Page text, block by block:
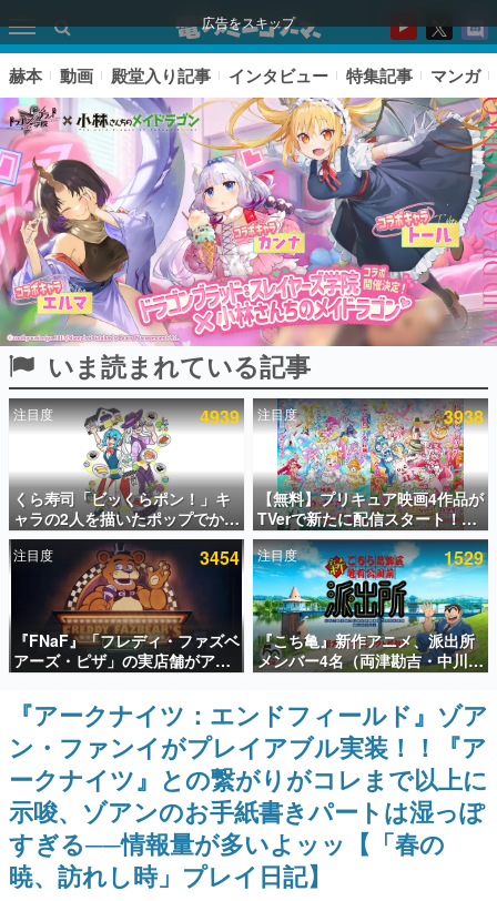
広告をスキップ
ピックアップ
電ファミのいま読まれている記事ランキング
アプリセール情報
インタビュー
連載・特集一覧
殿堂入り記事
SNS拡散数が数千以上！ ページビュー数万以上！ などな
ど。多くの人々に読まれた、電ファミ渾身の“殿堂入り”記
事をまとめました。
ゲームの企画書
名作ゲームクリエイターの方々に製作時のエピソードをお
聞きし、ヒットする企画（ゲーム）とは何か？を探ってい
きます。
赫本
この物語を解いてはいけない。『赫本』は、〈試験問題〉
の形をした短編ホラー小説集です。
新世代に訊く
赫本 動画 殿堂入り記事 インタビュー 特集記事 マンガ
いま読まれている記事
注目度 4939
くら寿司「ビッくらポン！」キ
ャラの2人を描いたポップでかわ
いいコラボイラストが公開。コ
ラボイラストを使用した限定T
シャツ&ステッカーがアソビシ
ステム主催「Akaku展」にて販
注目度 3938
【無料】プリキュア映画4作品が
TVerで新たに配信スタート！な
んと2018年～2024年の映画ほぼ
すべてが見放題に、ぶっちゃけ
ありえないラインナップ
注目度 3454
『FNaF』「フレディ・ファズベ
アーズ・ピザ」の実店舗がアメ
リカの商業施設「American
Dream」に2027年オープン！
ScottGamesとの共同開発、食
事だけでなくステージショーや
没入型のホラー体験も楽しめる
注目度 1529
『こち亀』新作アニメ、派出所
メンバー4名（両津勘吉・中川圭
一・秋本麗子・大原大次郎）の
新キャストが判明へ。9月5日に
開催予定の都内イベントで
『アークナイツ：エンドフィールド』ゾア
ン・ファンイがプレイアブル実装！！『ア
ークナイツ』との繋がりがコレまで以上に
示唆、ゾアンのお手紙書きパートは湿っぽ
すぎる──情報量が多いよッッ【「春の
暁、訪れし時」プレイ日記】